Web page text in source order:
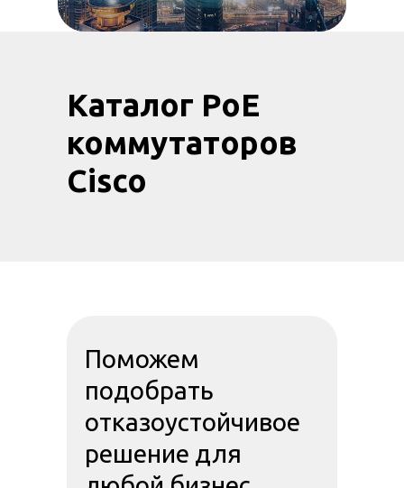
Каталог PoE
коммутаторов
Cisco
Поможем
подобрать
отказоустойчивое
решение для